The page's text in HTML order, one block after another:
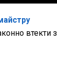
втекти з